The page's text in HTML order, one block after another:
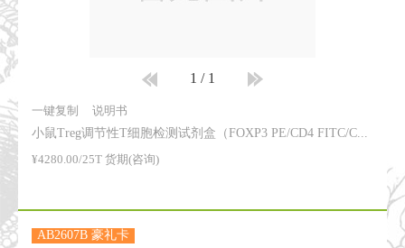
1 / 1
一键复制 说明书
小鼠Treg调节性T细胞检测试剂盒（FOXP3 PE/CD4 FITC/CD25 APC）
¥4280.00/25T 货期(咨询)
AB2607B 豪礼卡